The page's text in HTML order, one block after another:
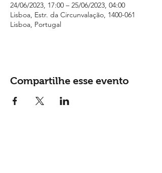
24/06/2023, 17:00 – 25/06/2023, 04:00
Lisboa, Estr. da Circunvalação, 1400-061
Lisboa, Portugal
Compartilhe esse evento